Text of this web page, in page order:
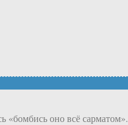
«бомбись оно всё сарматом».